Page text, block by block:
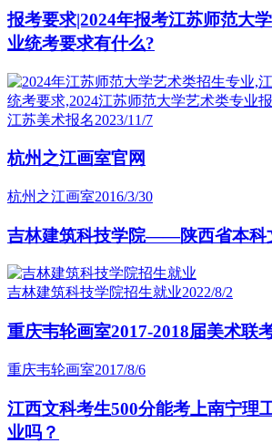
报考要求|2024年报考江苏师范大
业统考要求有什么?
江苏美术报名2023/11/7
杭州之江画室官网
杭州之江画室2016/3/30
吉林建筑科技学院——陕西省本科
吉林建筑科技学院招生就业2022/8/2
重庆韦轮画室2017-2018届美术联
重庆韦轮画室2017/8/6
江西文科考生500分能考上南宁理
业吗？